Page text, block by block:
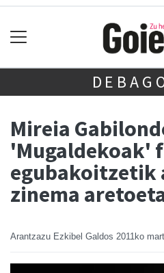
Mireia
'Mugaldekoak'
egubakoitzetik
zinema
Arantzazu Ezkibel Galdos 2011ko